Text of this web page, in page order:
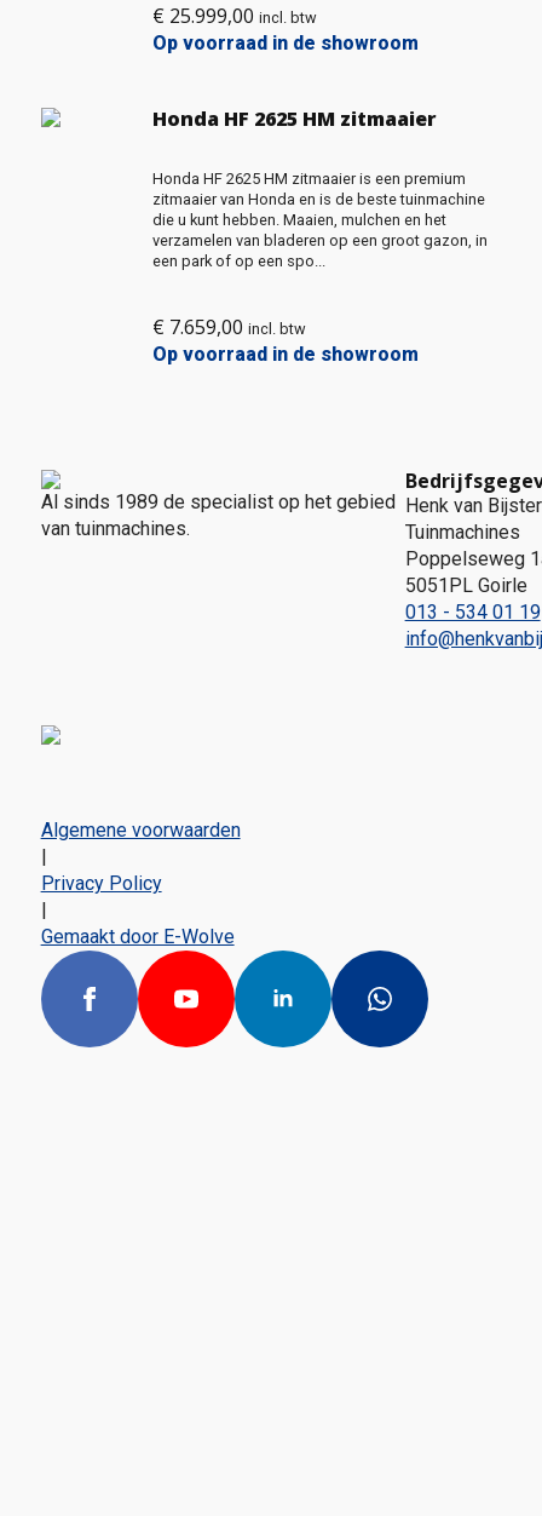
€ 25.999,00 incl. btw
Op voorraad in de showroom
Honda HF 2625 HM zitmaaier
Honda HF 2625 HM zitmaaier is een premium
zitmaaier van Honda en is de beste tuinmachine
die u kunt hebben. Maaien, mulchen en het
verzamelen van bladeren op een groot gazon, in
een park of op een spo...
€ 7.659,00 incl. btw
Op voorraad in de showroom
Al sinds 1989 de specialist op het gebied
van tuinmachines.
Henk van
Tuinmachines
Poppelseweg
5051PL Goirle
013 - 534 01 19
Algemene voorwaarden
|
Privacy Policy
|
Gemaakt door E-Wolve